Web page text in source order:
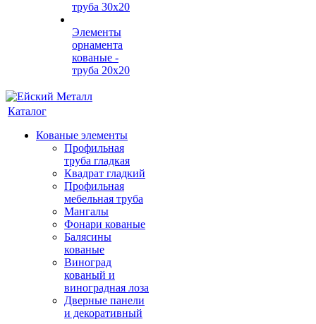
труба 30х20
Элементы
орнамента
кованые -
труба 20х20
Каталог
Кованые элементы
Профильная
труба гладкая
Квадрат гладкий
Профильная
мебельная труба
Мангалы
Фонари кованые
Балясины
кованые
Виноград
кованый и
виноградная лоза
Дверные панели
и декоративный